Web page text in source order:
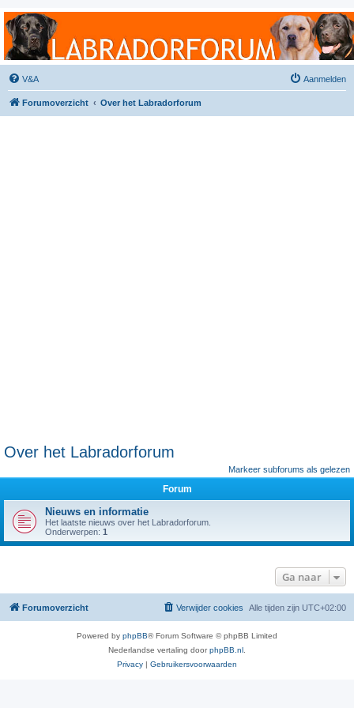
Labradorforum
Het gezelligste Labradorforum van Nederland en België!
V&A Aanmelden
Forumoverzicht Over het Labradorforum
Over het Labradorforum
Markeer subforums als gelezen
Forum
Nieuws en informatie
Het laatste nieuws over het Labradorforum.
Onderwerpen: 1
Ga naar
Forumoverzicht Alle tijden zijn UTC+02:00
Verwijder cookies
Powered by phpBB® Forum Software © phpBB Limited
Nederlandse vertaling doorphpBB.nl
Privacy | Gebruikersvoorwaarden